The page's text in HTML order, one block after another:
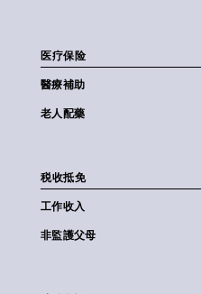
医疗保险
醫療補助
老人配藥
税收抵免
工作收入
非監護父母